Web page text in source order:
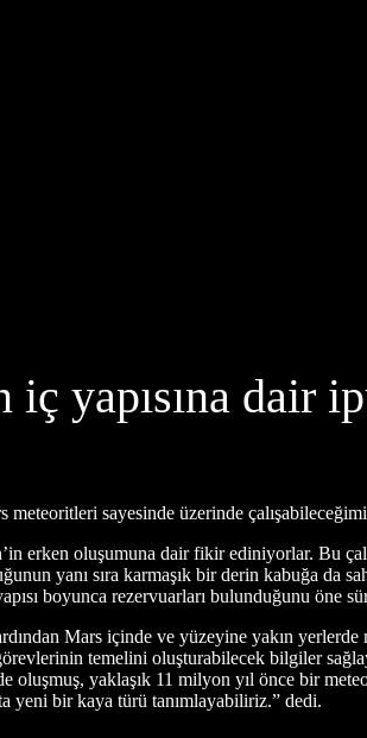
yapısına dair
sayesinde üzerinde
erken oluşumuna dair fikir ediniyorlar. Bu
yanı sıra karmaşık bir derin kabuğa da
boyunca rezervuarları bulunduğunu öne
Mars içinde ve yüzeyine yakın
temelini oluşturabilecek bilgiler
yaklaşık 11 milyon yıl önce bir
yeni bir kaya türü tanımlayabiliriz.” dedi.